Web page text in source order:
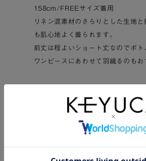
158cm/FREEサイズ着用
リネン混素材のさらりとした生地と
も肌心地よく着られます。
前丈は程よいショート丈なのでボト
ワンピースにあわせて羽織るのも
ィネートにもイージーな機能を。
着るだけで気持ちをリセットできて